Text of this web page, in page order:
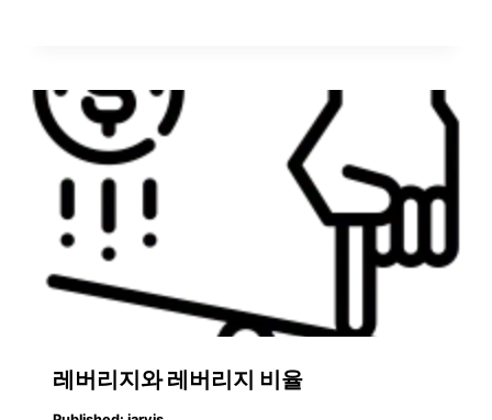
레버리지와 레버리지 비율